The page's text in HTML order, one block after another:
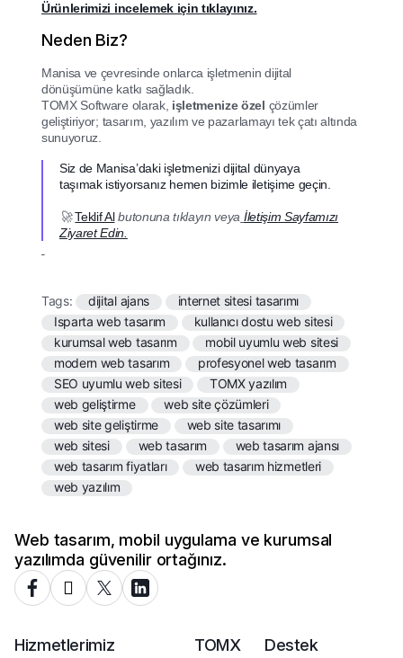
Ürünlerimizi incelemek için tıklayınız.
Neden Biz?
Manisa ve çevresinde onlarca işletmenin dijital
dönüşümüne katkı sağladık.
TOMX Software olarak, işletmenize özel çözümler
geliştiriyor; tasarım, yazılım ve pazarlamayı tek çatı altında
sunuyoruz.
Siz de Manisa’daki işletmenizi dijital dünyaya
taşımak istiyorsanız hemen bizimle iletişime geçin.
🚀Teklif Albutonuna tıklayın veya İletişim Sayfamızı
Ziyaret Edin.
Tags: dijital ajans
internet sitesi tasarımı
Isparta web tasarım
kullanıcı dostu web sitesi
kurumsal web tasarım
mobil uyumlu web sitesi
modern web tasarım
profesyonel web tasarım
SEO uyumlu web sitesi
TOMX yazılım
web geliştirme
web site çözümleri
web site geliştirme
web site tasarımı
web sitesi
web tasarım
web tasarım ajansı
web tasarım fiyatları
web tasarım hizmetleri
web yazılım
Web tasarım, mobil uygulama ve kurumsal
yazılımda güvenilir ortağınız.
Hizmetlerimiz TOMX Destek